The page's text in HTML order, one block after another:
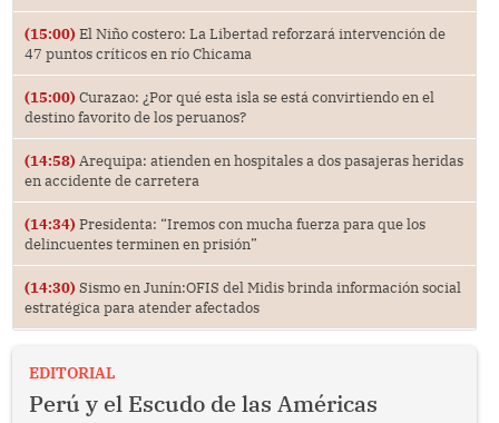
(15:00) El Niño costero: La Libertad reforzará intervención de
47 puntos críticos en río Chicama
(15:00) Curazao: ¿Por qué esta isla se está convirtiendo en el
destino favorito de los peruanos?
(14:58) Arequipa: atienden en hospitales a dos pasajeras heridas
en accidente de carretera
(14:34) Presidenta: “Iremos con mucha fuerza para que los
delincuentes terminen en prisión”
(14:30) Sismo en Junín:OFIS del Midis brinda información social
estratégica para atender afectados
EDITORIAL
Perú y el Escudo de las Américas